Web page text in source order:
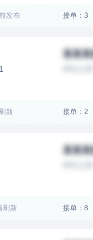
发布 接单：3
某某
新 接单：2
某某
刷新 接单：8